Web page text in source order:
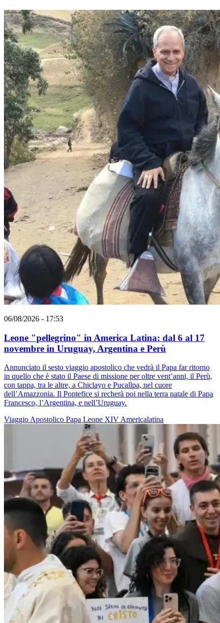
06/08/2026 - 17:53
Leone "pellegrino" in America Latina: dal 6 al 17
novembre in Uruguay, Argentina e Perù
Annunciato il sesto viaggio apostolico che vedrà il Papa far ritorno
in quello che è stato il Paese di missione per oltre vent’anni, il Perù,
con tappa, tra le altre, a Chiclayo e Pucallpa, nel cuore
dell’Amazzonia. Il Pontefice si recherà poi nella terra natale di Papa
Francesco, l’Argentina, e nell’Uruguay.
Viaggio Apostolico Papa Leone XIV Americalatina